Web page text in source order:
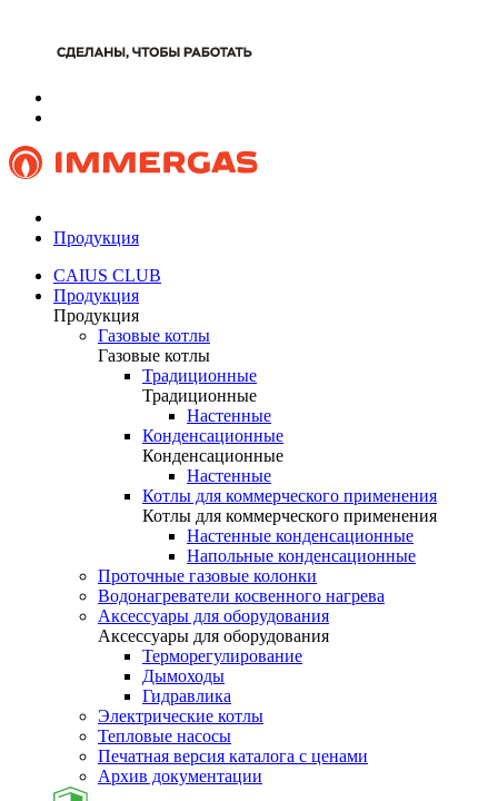
Продукция
CAIUS CLUB
Продукция
Продукция
Газовые котлы
Газовые котлы
Традиционные
Традиционные
Настенные
Конденсационные
Конденсационные
Настенные
Котлы для коммерческого применения
Котлы для коммерческого применения
Настенные конденсационные
Напольные конденсационные
Проточные газовые колонки
Водонагреватели косвенного нагрева
Аксессуары для оборудования
Аксессуары для оборудования
Терморегулирование
Дымоходы
Гидравлика
Электрические котлы
Тепловые насосы
Печатная версия каталога с ценами
Архив документации